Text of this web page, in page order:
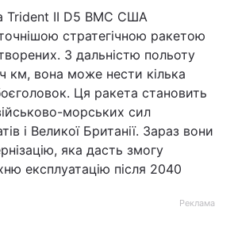
Trident II D5 ВМС США
стратегічною ракетою
З дальністю польоту
км, вона може нести кілька
Ця ракета становить
морських сил
і Великої Британії. Зараз вони
яка дасть змогу
експлуатацію після 2040
Реклама